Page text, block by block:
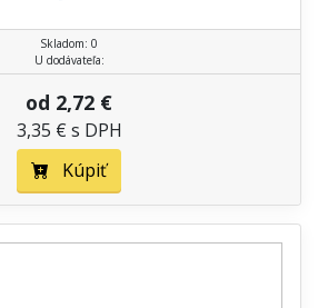
Skladom: 0
U dodávateľa:
od 2,72 €
3,35 € s DPH
Kúpiť